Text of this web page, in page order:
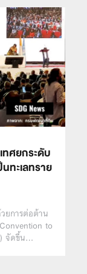
ทศยกระดับ
ทะเลทราย
ยการต่อต้าน
to
จัดขึ้น…